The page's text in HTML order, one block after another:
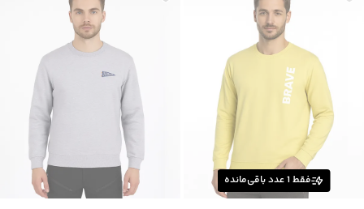
فقط 1عدد باقی‌مانده